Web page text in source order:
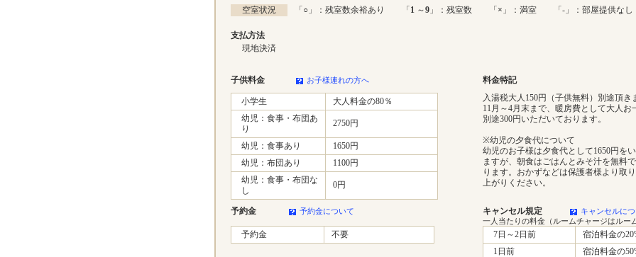
空室状況
「○ 」：残室数余裕あり 「1 ～9 」：残室数 「× 」：満室 「-」：部屋提供なし
支払方法
現地決済
子供料金 お子様連れの方へ 料金特記
小学生
大人料金の80％
幼児：食事・布団あ
り
2750円
幼児：食事あり
1650円
幼児：布団あり
1100円
幼児：食事・布団な
し
0円
入湯税大人150円（子供無料）別途頂き
11月～4月末まで、暖房費として大人お
別途300円いただいております。
※幼児の夕食代について
幼児のお子様は夕食代として1650円を
ますが、朝食はごはんとみそ汁を無料
ります。おかずなどは保護者様より取
上がりください。
予約金 予約金について キャンセル規定
キャンセルに
一人当たりの料金（ルームチャージはルー
予約金 不要 7日～2日前
宿泊料金の
1日前
宿泊料金の